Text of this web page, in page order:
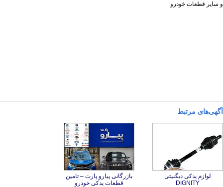
و سایر قطعات خودرو
آگهی‌های مرتبط
لوازم یدکی دیگنیتی
DIGNITY
بازرگانی پیارو پارت – تامین
قطعات یدکی خودرو